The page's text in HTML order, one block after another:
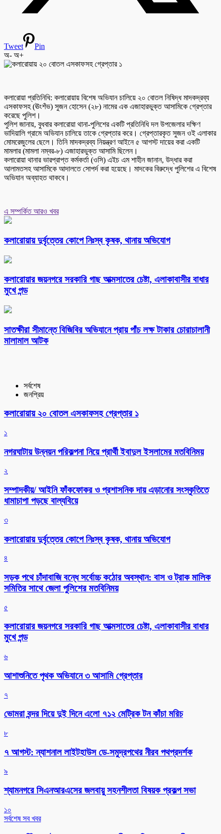
Tweet
Pin
অ- অ+
কলারোয়া প্রতিনিধি: কলারোয়ায় বিশেষ অভিযান চালিয়ে ২০ বোতল নিষিদ্ধ মাদকদ্রব্য
এসকাফসহ (ঊংশঁভ) সুজন হোসেন (২৮) নামের এক এজাহারভুক্ত আসামিকে গ্রেপ্তার
করেছে পুলিশ।
পুলিশ জানায়, বুধবার কলারোয়া থানা-পুলিশের একটি প্রতিনিধি দল উপজেলার দক্ষিণ
ভাদিয়ালি গ্রামে অভিযান চালিয়ে তাকে গ্রেপ্তার করে। গ্রেপ্তারকৃত সুজন ওই এলাকার
মোমরেজুলের ছেলে। তিনি মাদকদ্রব্য নিয়ন্ত্রণ আইনে ৫ আগস্ট দায়ের করা একটি
মামলার (মামলা নম্বর-৮) এজাহারভুক্ত আসামি ছিলেন।
কলারোয়া থানার ভারপ্রাপ্ত কর্মকর্তা (ওসি) এইচ এম শাহীন জানান, উদ্ধার করা
আলামতসহ আসামিকে আদালতে সোপর্দ করা হয়েছে। মাদকের বিরুদ্ধে পুলিশের এ বিশেষ
অভিযান অব্যাহত থাকবে।
এ সম্পর্কিত আরও খবর
কলারোয়ায় দুর্বৃত্তের কোপে নিঃস্ব কৃষক, থানায় অভিযোগ
কলারোয়ার জয়নগরে সরকারি গাছ আত্মসাতের চেষ্টা, এলাকাবাসীর বাধার
মুখে পন্ড
সাতক্ষীরা সীমান্তে বিজিবির অভিযানে প্রায় পাঁচ লক্ষ টাকার চোরাচালানী
মালামাল আটক
সর্বশেষ
জনপ্রিয়
কলারোয়ায় ২০ বোতল এসকাফসহ গ্রেপ্তার ১
১
নগরঘাটায় উন্নয়ন পরিকল্পনা নিয়ে প্রার্থী ইবাদুল ইসলামের মতবিনিময়
২
সম্পাদকীয়/ আইনি ফাঁকফোকর ও প্রশাসনিক দায় এড়ানোর সংস্কৃতিতে
ধামাচাপা পড়ছে বাল্যবিয়ে
৩
কলারোয়ায় দুর্বৃত্তের কোপে নিঃস্ব কৃষক, থানায় অভিযোগ
৪
সড়ক পথে চাঁদাবাজি বন্ধে সর্বোচ্চ কঠোর অবস্থান: বাস ও ট্রাক মালিক
সমিতির সাথে জেলা পুলিশের মতবিনিময়
৫
কলারোয়ার জয়নগরে সরকারি গাছ আত্মসাতের চেষ্টা, এলাকাবাসীর বাধার
মুখে পন্ড
৬
আশাশুনিতে পৃথক অভিযানে ৩ আসামি গ্রেপ্তার
৭
ভোমরা বন্দর দিয়ে দুই দিনে এলো ৭১২ মেট্রিক টন কাঁচা মরিচ
৮
৭ আগস্ট: ন্যাশনাল লাইটহাউস ডে-সমুদ্রপথের নীরব পথপ্রদর্শক
৯
শ্যামনগরে সিএনআরএসের জলবায়ু সহনশীলতা বিষয়ক প্রকল্প সভা
১০
সর্বশেষ সব খবর